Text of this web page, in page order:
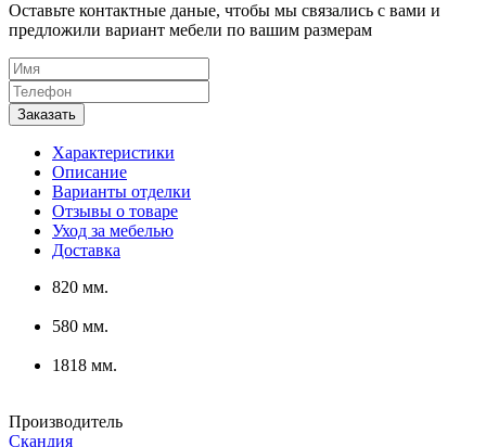
Оставьте контактные даные, чтобы мы связались с вами и
предложили вариант мебели по вашим размерам
Характеристики
Описание
Варианты отделки
Отзывы о товаре
Уход за мебелью
Доставка
820 мм.
580 мм.
1818 мм.
Производитель
Скандия